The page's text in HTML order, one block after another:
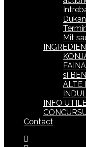
Dukan
Mit
si
ALTE
INFO
Contact